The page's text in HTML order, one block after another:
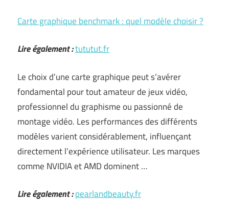
Carte graphique benchmark : quel modèle choisir ?
Lire également :tututut.fr
Le choix d’une carte graphique peut s’avérer
fondamental pour tout amateur de jeux vidéo,
professionnel du graphisme ou passionné de
montage vidéo. Les performances des différents
modèles varient considérablement, influençant
directement l’expérience utilisateur. Les marques
comme NVIDIA et AMD dominent …
Lire également :pearlandbeauty.fr